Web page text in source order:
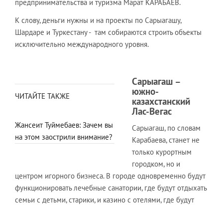
предпринимательства и туризма Марат КАРАБАЕВ.
К слову, деньги нужны и на проекты по Сарыагашу,
Шардаре и Туркестану - там собираются строить объекты
исключительно международного уровня.
ЧИТАЙТЕ ТАКЖЕ
Жансеит Туймебаев: Зачем вы
на этом заострили внимание?
Сарыагаш –
южно-
казахстанский
Лас-Вегас
Сарыагаш, по словам
Карабаева, станет не
только курортным
городком, но и
центром игорного бизнеса. В городе одновременно будут
функционировать лечебные санатории, где будут отдыхать
семьи с детьми, старики, и казино с отелями, где будут